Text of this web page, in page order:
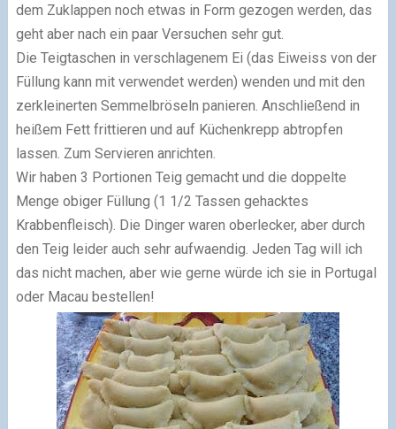
dem Zuklappen noch etwas in Form gezogen werden, das
geht aber nach ein paar Versuchen sehr gut.
Die Teigtaschen in verschlagenem Ei (das Eiweiss von der
Füllung kann mit verwendet werden) wenden und mit den
zerkleinerten Semmelbröseln panieren. Anschließend in
heißem Fett frittieren und auf Küchenkrepp abtropfen
lassen. Zum Servieren anrichten.
Wir haben 3 Portionen Teig gemacht und die doppelte
Menge obiger Füllung (1 1/2 Tassen gehacktes
Krabbenfleisch). Die Dinger waren oberlecker, aber durch
den Teig leider auch sehr aufwaendig. Jeden Tag will ich
das nicht machen, aber wie gerne würde ich sie in Portugal
oder Macau bestellen!